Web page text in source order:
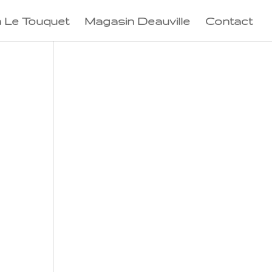
Le Touquet Magasin Deauville Contact